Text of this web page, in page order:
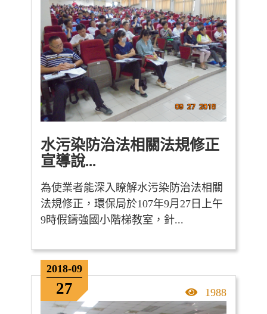
水污染防治法相關法規修正
宣導說...
為使業者能深入瞭解水污染防治法相關
法規修正，環保局於107年9月27日上午
9時假鑄強國小階梯教室，針...
2018-09
27 點擊率
1988